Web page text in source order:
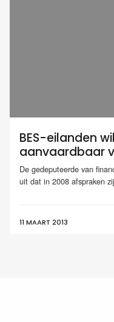
BES-eilanden
aanvaardbaar
De gedeputeerde van
uit dat in 2008 afspraken
11 MAART 2013